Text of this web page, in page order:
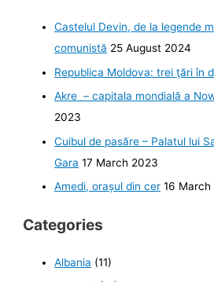
Castelul Devin, de la legende
comunistă 25 August 2024
Republica Moldova: trei ţări în
Akre – capitala mondială a
2023
Cuibul de pasăre – Palatul lui
Gara 17 March 2023
Amedi, orașul din cer 16 March
Categories
Albania (11)